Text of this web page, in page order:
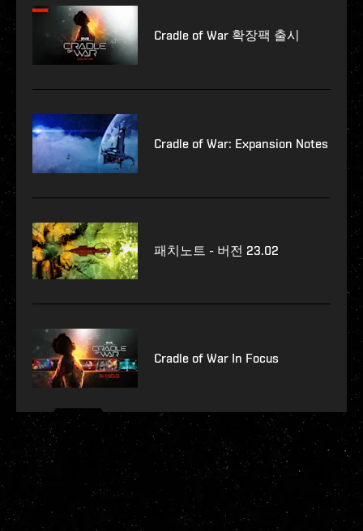
Cradle of War 확장팩 출시
Cradle of War: Expansion Notes
패치노트 - 버전 23.02
Cradle of War In Focus